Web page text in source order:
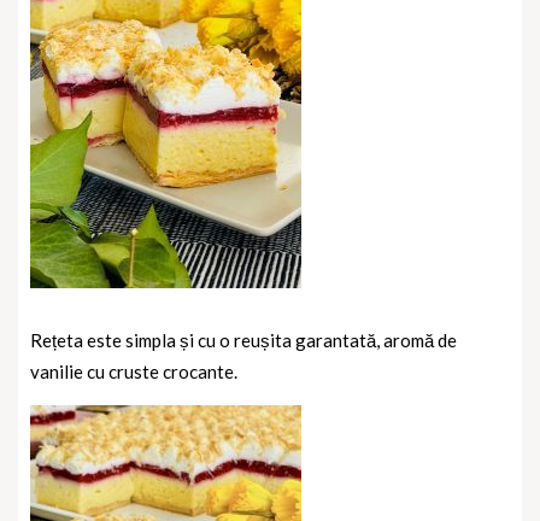
Rețeta este simpla și cu o reușita garantată, aromă de
vanilie cu cruste crocante.